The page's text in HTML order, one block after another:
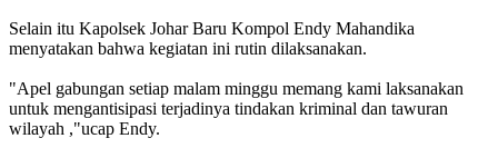
Selain itu Kapolsek Johar Baru Kompol Endy Mahandika
menyatakan bahwa kegiatan ini rutin dilaksanakan.
"Apel gabungan setiap malam minggu memang kami laksanakan
untuk mengantisipasi terjadinya tindakan kriminal dan tawuran
wilayah ,"ucap Endy.